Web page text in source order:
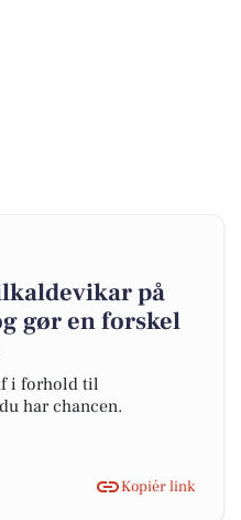
på
gør en forskel
i forhold til
har chancen.
Kopiér link